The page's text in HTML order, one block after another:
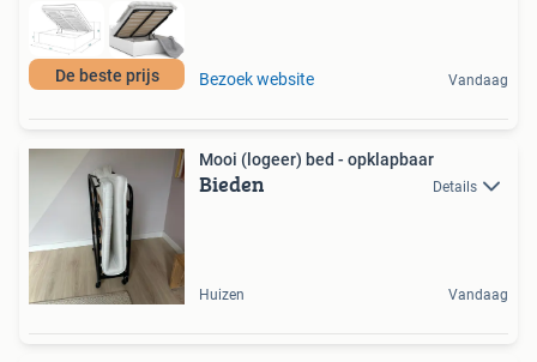
De beste prijs Bezoek website Vandaag
Mooi (logeer) bed - opklapbaar
Bieden Details
Huizen Vandaag